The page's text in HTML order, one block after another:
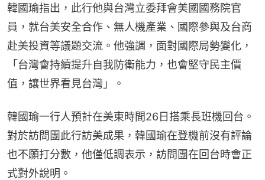
韓國瑜指出，此行他與台灣立委拜會美國國務院官
員，就台美安全合作、無人機產業、國際參與及台商
赴美投資等議題交流。他強調，面對國際局勢變化，
「台灣會持續提升自我防衛能力，也會堅守民主價
值，讓世界看見台灣」。
韓國瑜一行人預計在美東時間26日搭乘長班機回台。
對於訪問團此行訪美成果，韓國瑜在登機前沒有評論
也不願打分數，他僅低調表示，訪問團在回台時會正
式對外說明。